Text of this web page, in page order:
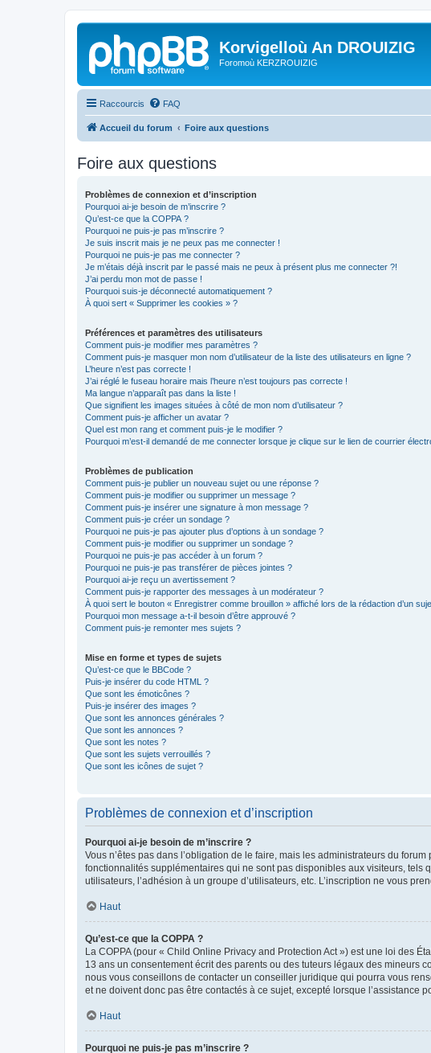
Korvigelloù An DROUIZIG
Foromoù KERZROUIZIG
Raccourcis FAQ
Accueil du forum Foire aux questions
Foire aux questions
Problèmes de connexion et d’inscription
Pourquoi ai-je besoin de m’inscrire ?
Qu’est-ce que la COPPA ?
Pourquoi ne puis-je pas m’inscrire ?
Je suis inscrit mais je ne peux pas me connecter !
Pourquoi ne puis-je pas me connecter ?
Je m’étais déjà inscrit par le passé mais ne peux à présent plus me connecter ?!
J’ai perdu mon mot de passe !
Pourquoi suis-je déconnecté automatiquement ?
À quoi sert « Supprimer les cookies » ?
Préférences et paramètres des utilisateurs
Comment puis-je modifier mes paramètres ?
Comment puis-je masquer mon nom d’utilisateur de la liste des utilisateurs en ligne ?
L’heure n’est pas correcte !
J’ai réglé le fuseau horaire mais l’heure n’est toujours pas correcte !
Ma langue n’apparaît pas dans la liste !
Que signifient les images situées à côté de mon nom d’utilisateur ?
Comment puis-je afficher un avatar ?
Quel est mon rang et comment puis-je le modifier ?
Pourquoi m’est-il demandé de me connecter lorsque je clique sur le lien de courrier
Problèmes de publication
Comment puis-je publier un nouveau sujet ou une réponse ?
Comment puis-je modifier ou supprimer un message ?
Comment puis-je insérer une signature à mon message ?
Comment puis-je créer un sondage ?
Pourquoi ne puis-je pas ajouter plus d’options à un sondage ?
Comment puis-je modifier ou supprimer un sondage ?
Pourquoi ne puis-je pas accéder à un forum ?
Pourquoi ne puis-je pas transférer de pièces jointes ?
Pourquoi ai-je reçu un avertissement ?
Comment puis-je rapporter des messages à un modérateur ?
À quoi sert le bouton « Enregistrer comme brouillon » affiché lors de la rédaction d’un
Pourquoi mon message a-t-il besoin d’être approuvé ?
Comment puis-je remonter mes sujets ?
Mise en forme et types de sujets
Qu’est-ce que le BBCode ?
Puis-je insérer du code HTML ?
Que sont les émoticônes ?
Puis-je insérer des images ?
Que sont les annonces générales ?
Que sont les annonces ?
Que sont les notes ?
Que sont les sujets verrouillés ?
Que sont les icônes de sujet ?
Problèmes de connexion et d’inscription
Pourquoi ai-je besoin de m’inscrire ?
Vous n’êtes pas dans l’obligation de le faire, mais les administrateurs du
fonctionnalités supplémentaires qui ne sont pas disponibles aux visiteurs, tels
utilisateurs, l’adhésion à un groupe d’utilisateurs, etc. L’inscription ne vous
Haut
Qu’est-ce que la COPPA ?
La COPPA (pour « Child Online Privacy and Protection Act ») est une loi des
13 ans un consentement écrit des parents ou des tuteurs légaux des mineurs
nous vous conseillons de contacter un conseiller juridique qui pourra vous
et ne doivent donc pas être contactés à ce sujet, excepté lorsque l’assistance
Haut
Pourquoi ne puis-je pas m’inscrire ?